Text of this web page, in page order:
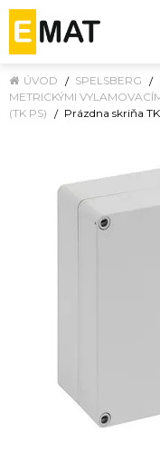
ÚVOD SPELSBERG
METRICKÝMI
(TK PS)
Prázdna skriňa